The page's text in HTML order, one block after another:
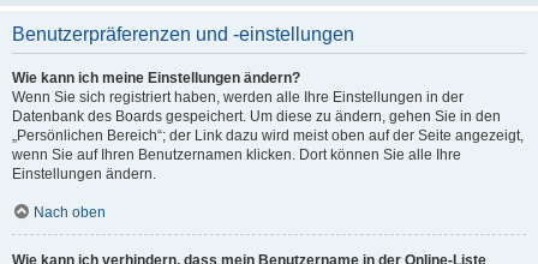
Benutzerpräferenzen und -einstellungen
Wie kann ich meine Einstellungen ändern?
Wenn Sie sich registriert haben, werden alle Ihre Einstellungen in der
Datenbank des Boards gespeichert. Um diese zu ändern, gehen Sie in den
„Persönlichen Bereich“; der Link dazu wird meist oben auf der Seite angezeigt,
wenn Sie auf Ihren Benutzernamen klicken. Dort können Sie alle Ihre
Einstellungen ändern.
Nach oben
Wie kann ich verhindern, dass mein Benutzername in der Online-Liste